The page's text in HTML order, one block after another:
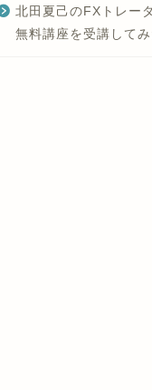
北田夏己のFXトレー
無料講座を受講してみ